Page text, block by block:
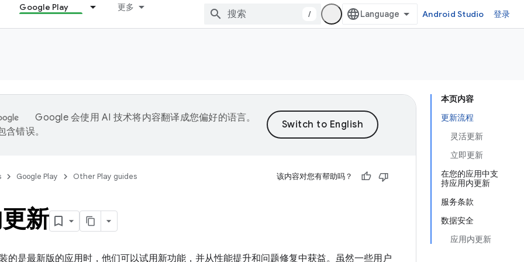
Google Play 更多
/ Android Studio 登录
本页内容
更新流程
灵活更新
立即更新
在您的应用中支
持应用内更新
服务条款
数据安全
应用内更新
Google 会使用 AI 技术将内容翻译成您偏好的语言。
含错误。
Google Play Other Play guides 该内容对您有帮助吗？
新
的是最新版的应用时，他们可以试用新功能，并从性能提升和问题修复中获益。虽然一些用户